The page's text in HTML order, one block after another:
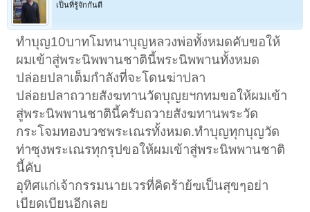
เป็นที่รู้จักกันดี
ทำบุญ10บาทโมทนาบุญหลวงพ่อทั้งหมดคับขอให้
ผมเข้าสู่พระนิพพานชาตินี้พระนิพพานทั้งหมด
ปล่อยปลาเต็มกำลังที่จะโดนฆ่าปลา
ปล่อยปลาถวายสังฆทานวัดบุญยฯกทมขอให้ผมเข้า
สู่พระนิพพานชาตินี้ครับถวายสังฆทานพระวัด
กระโจมทองบวชพระเณรทั้งหมด.ทำบุญทุกบุญวัด
ท่าซุงพระเณรทุกรุปขอให้ผมเข้าสู่พระนิพพานชาติ
นี้คับ
อุทิศแก่เจ้ากรรมนายเวรที่คิดร้าย้ฃเป็นสุขๆอย่า
เบียดเบียนอีกเลย